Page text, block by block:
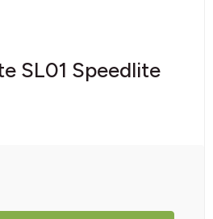
SL01 Speedlite